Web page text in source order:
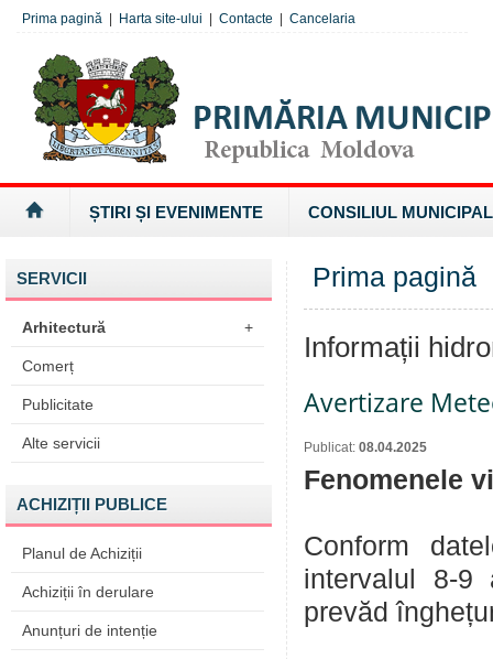
Prima pagină Harta site-ului Contacte Cancelaria
ȘTIRI ȘI EVENIMENTE CONSILIUL MUNICIPAL
SERVICII
Arhitectură +
Comerț
Publicitate
Alte servicii
ACHIZIȚII PUBLICE
Planul de Achiziții
Achiziții în derulare
Anunțuri de intenție
Prima pagină
Informații
Avertizare
Publicat: 08.04.2025
Fenomenele
Conform
intervalul 8-
prevăd